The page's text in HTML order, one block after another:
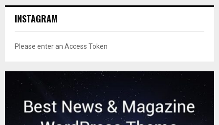
INSTAGRAM
Please enter an Access Token